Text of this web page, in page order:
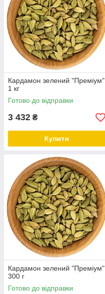
Кардамон зелений "Преміум"
1 кг
Готово до відправки
3 432 ₴
Купити
Кардамон зелений "Преміум"
300 г
Готово до відправки